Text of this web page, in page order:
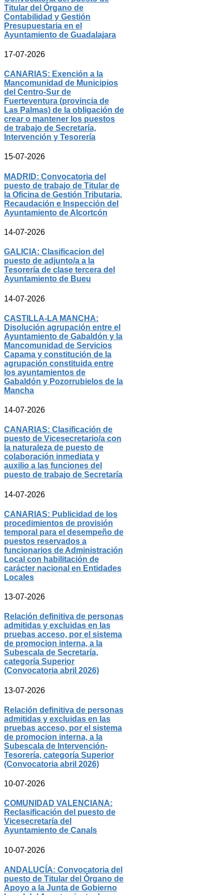
Titular del Órgano de
Contabilidad y Gestión
Presupuestaria en el
Ayuntamiento de Guadalajara
17-07-2026
CANARIAS: Exención a la
Mancomunidad de Municipios
del Centro-Sur de
Fuerteventura (provincia de
Las Palmas) de la obligación de
crear o mantener los puestos
de trabajo de Secretaría,
Intervención y Tesorería
15-07-2026
MADRID: Convocatoria del
puesto de trabajo de Titular de
la Oficina de Gestión Tributaria,
Recaudación e Inspección del
Ayuntamiento de Alcortcón
14-07-2026
GALICIA: Clasificacion del
puesto de adjunto/a a la
Tesorería de clase tercera del
Ayuntamiento de Bueu
14-07-2026
CASTILLA-LA MANCHA:
Disolución agrupación entre el
Ayuntamiento de Gabaldón y la
Mancomunidad de Servicios
Capama y constitución de la
agrupación constituida entre
los ayuntamientos de
Gabaldón y Pozorrubielos de la
Mancha
14-07-2026
CANARIAS: Clasificación de
puesto de Vicesecretario/a con
la naturaleza de puesto de
colaboración inmediata y
auxilio a las funciones del
puesto de trabajo de Secretaría
14-07-2026
CANARIAS: Publicidad de los
procedimientos de provisión
temporal para el desempeño de
puestos reservados a
funcionarios de Administración
Local con habilitación de
carácter nacional en Entidades
Locales
13-07-2026
Relación definitiva de personas
admitidas y excluidas en las
pruebas acceso, por el sistema
de promocion interna, a la
Subescala de Secretaría,
categoría Superior
(Convocatoria abril 2026)
13-07-2026
Relación definitiva de personas
admitidas y excluidas en las
pruebas acceso, por el sistema
de promocion interna, a la
Subescala de Intervención-
Tesorería, categoría Superior
(Convocatoria abril 2026)
10-07-2026
COMUNIDAD VALENCIANA:
Reclasificación del puesto de
Vicesecretaría del
Ayuntamiento de Canals
10-07-2026
ANDALUCÍA: Convocatoria del
puesto de Titular del Órgano de
Apoyo a la Junta de Gobierno